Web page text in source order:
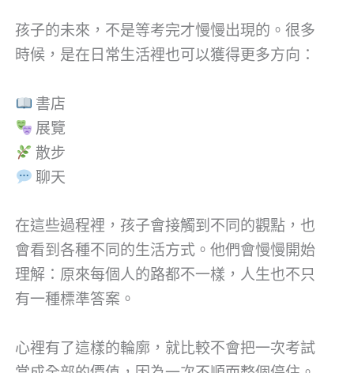
孩子的未來，不是等考完才慢慢出現的。很多
時候，是在日常生活裡也可以獲得更多方向：
書店
展覽
散步
聊天
在這些過程裡，孩子會接觸到不同的觀點，也
會看到各種不同的生活方式。他們會慢慢開始
理解：原來每個人的路都不一樣，人生也不只
有一種標準答案。
心裡有了這樣的輪廓，就比較不會把一次考試